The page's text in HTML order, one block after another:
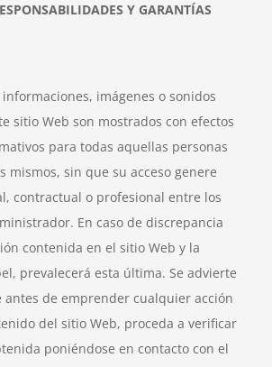
Y GARANTÍAS
imágenes o sonidos
sitio Web son mostrados con efectos
para todas aquellas personas
mismos, sin que su acceso genere
contractual o profesional entre los
En caso de discrepancia
contenida en el sitio Web y la
prevalecerá esta última. Se advierte
de emprender cualquier acción
del sitio Web, proceda a verificar
poniéndose en contacto con el